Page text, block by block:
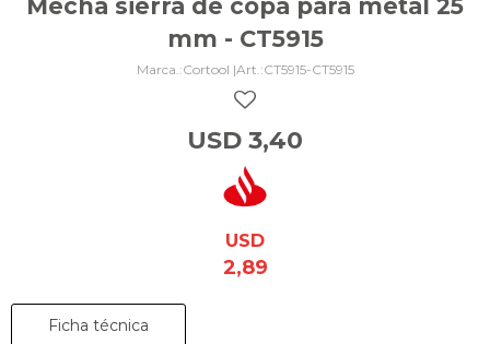
Mecha sierra de copa para metal 25
mm - CT5915
Cortool | CT5915-CT5915
USD 3,40
USD
2,89
Ficha técnica